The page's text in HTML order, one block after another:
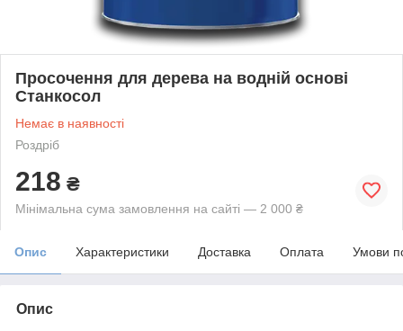
Просочення для дерева на водній основі
Станкосол
Немає в наявності
Роздріб
218 ₴
Мінімальна сума замовлення на сайті — 2 000 ₴
Опис Характеристики Доставка Оплата Умови
Опис